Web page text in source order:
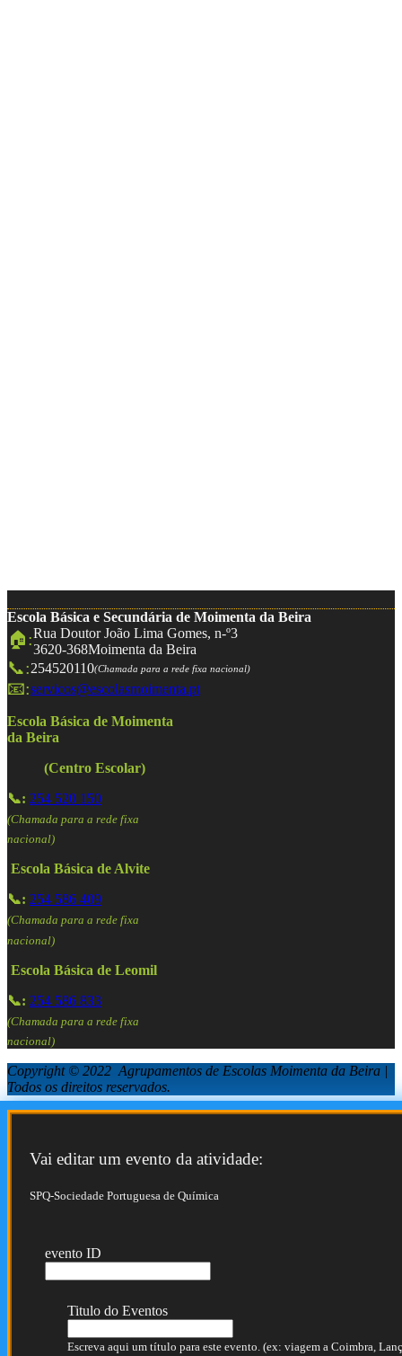
Escola Básica e Secundária de Moimenta da Beira
🏠:Rua Doutor João Lima Gomes, n-º3
3620-368Moimenta da Beira
📞:254520110(Chamada para a rede fixa nacional)
📧:servicos@escolasmoimenta.pt
Escola Básica de Moimenta
da Beira
(Centro Escolar)
📞: 254 520 150
(Chamada para a rede fixa
nacional)
Escola Básica de Alvite
📞: 254 586 409
(Chamada para a rede fixa
nacional)
Escola Básica de Leomil
📞: 254 586 833
(Chamada para a rede fixa
nacional)
Copyright © 2022 Agrupamentos de Escolas Moimenta da Beira |
Todos os direitos reservados.
Vai editar um evento da atividade:
SPQ-Sociedade Portuguesa de Química
evento ID
Titulo do Eventos
Escreva aqui um título para este evento. (ex: viagem a Coimbra,